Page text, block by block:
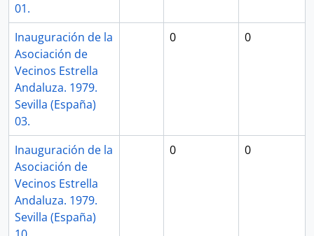
01.
Inauguración de la
Asociación de
Vecinos Estrella
Andaluza. 1979.
Sevilla (España)
03.
0 0
Inauguración de la
Asociación de
Vecinos Estrella
Andaluza. 1979.
Sevilla (España)
0 0